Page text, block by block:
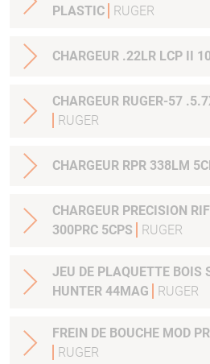
PLASTIC RUGER
CHARGEUR .22LR LCP II
CHARGEUR RUGER-57
RUGER
CHARGEUR RPR 338LM
CHARGEUR PRECISION
300PRC 5CPS
RUGER
JEU DE PLAQUETTE BOIS
HUNTER 44MAG
RUGER
FREIN DE BOUCHE MOD
RUGER